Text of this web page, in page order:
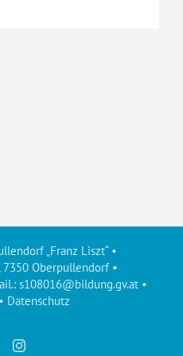
„Franz Liszt“ •
7350 Oberpullendorf •
s108016@bildung.gv.at•
Datenschutz
FacebookInstagram